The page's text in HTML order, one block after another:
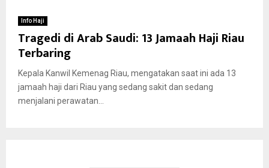
Info Haji
Tragedi di Arab Saudi: 13 Jamaah Haji Riau
Terbaring
Kepala Kanwil Kemenag Riau, mengatakan saat ini ada 13
jamaah haji dari Riau yang sedang sakit dan sedang
menjalani perawatan...